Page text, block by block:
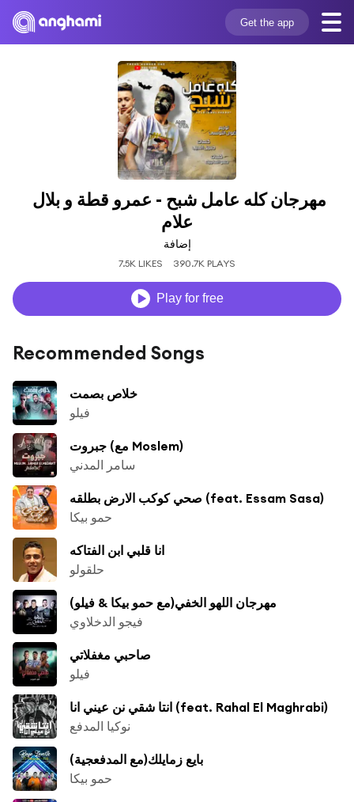
Get the app
علام
إضافة
7.5K LIKES 390.7K PLAYS
Play for free
Recommended Songs
خلاص بصمت
فيلو
جبروت (مع Moslem)
سامر المدني
صحي كوكب الارض بطلقه (feat. Essam Sasa)
حمو بيكا
انا قلبي ابن الفتاكه
حلقولو
مهرجان اللهو الخفي(مع حمو بيكا & فيلو)
فيجو الدخلاوي
صاحبي مغفلاتي
فيلو
انتا شقي نن عيني انا (feat. Rahal El Maghrabi)
نوكيا المدفع
بايع زمايلك(مع المدفعجية)
حمو بيكا